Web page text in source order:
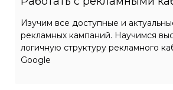
Изучим все доступные и
рекламных кампаний. Научимся
логичную структуру рекламного
Google